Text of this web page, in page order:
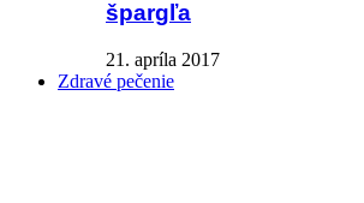
špargľa
21. apríla 2017
Zdravé pečenie